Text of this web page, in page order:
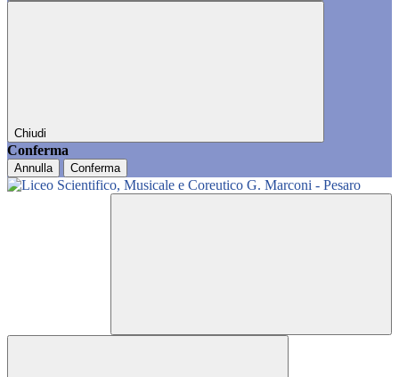
Chiudi
Conferma
Annulla Conferma